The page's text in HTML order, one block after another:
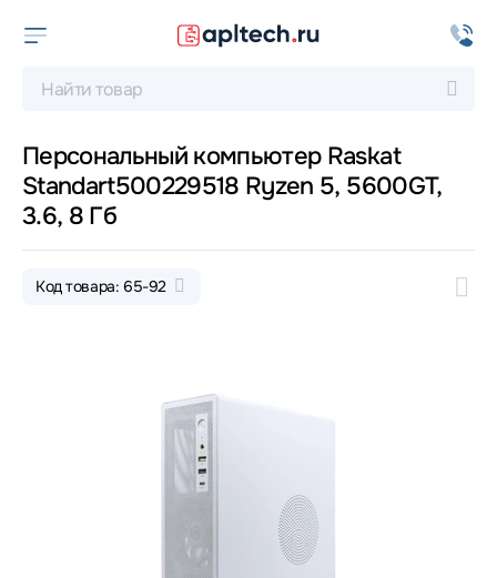
Персональный компьютер Raskat
Standart500229518 Ryzen 5, 5600GT,
3.6, 8 Гб
Код товара: 65-92